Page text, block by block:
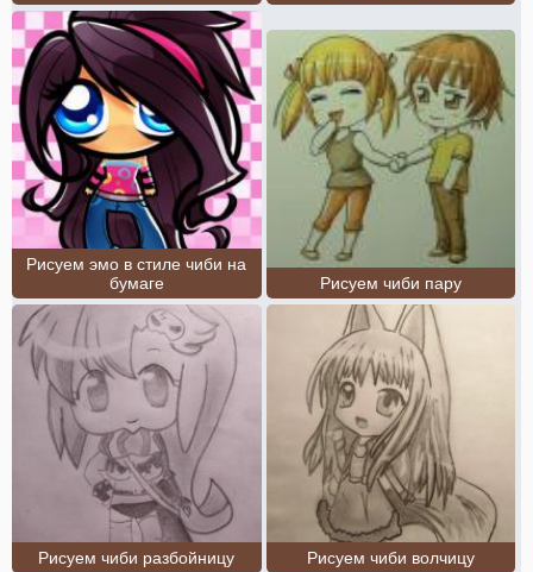
Рисуем эмо в стиле чиби на
бумаге
Рисуем чиби пару
Рисуем чиби разбойницу Рисуем чиби волчицу